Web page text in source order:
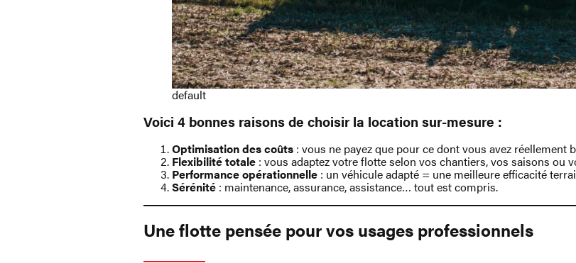
default
Voici 4 bonnes raisons de choisir la location sur-mesure :
Optimisation des coûts : vous ne payez que pour ce dont vous avez réellement
Flexibilité totale : vous adaptez votre flotte selon vos chantiers, vos saisons ou
Performance opérationnelle : un véhicule adapté = une meilleure efficacité
Sérénité : maintenance, assurance, assistance… tout est compris.
Une flotte pensée pour vos usages professionnels